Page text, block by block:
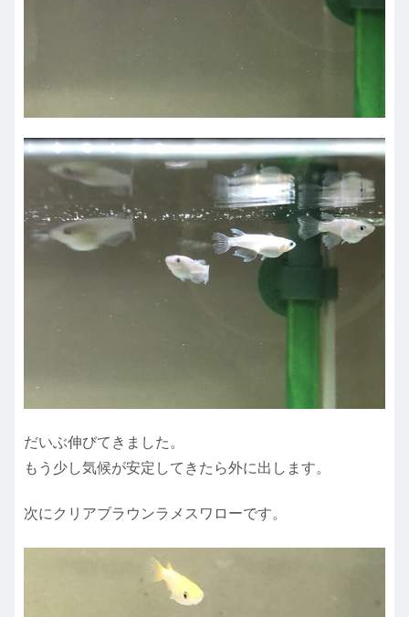
だいぶ伸びてきました。
もう少し気候が安定してきたら外に出します。
次にクリアブラウンラメスワローです。